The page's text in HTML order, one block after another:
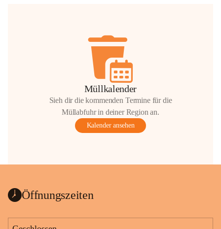
Müllkalender
Sieh dir die kommenden Termine für die
Müllabfuhr in deiner Region an.
Kalender ansehen
Öffnungszeiten